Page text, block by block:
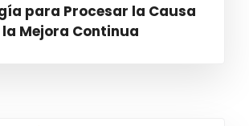
para Procesar la Causa
Mejora Continua